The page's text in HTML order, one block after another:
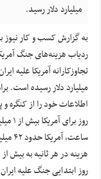
میلیارد دلار رسید.
به گزارش کسب و کار نیوز
میلیارد دلار رسیده است.
اطلاعات خود را از کنگره
روز
روز ابتدایی جنگ علیه ایران بیش از ۱۱ میلیارد